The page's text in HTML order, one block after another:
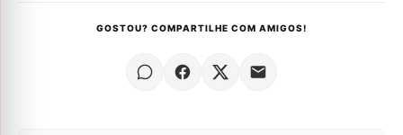
GOSTOU? COMPARTILHE COM AMIGOS!